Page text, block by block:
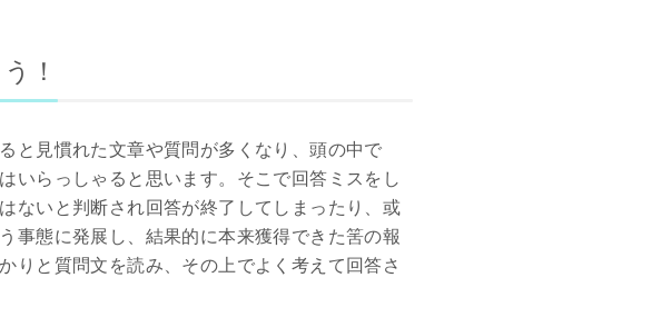
！
と見慣れた文章や質問が多くなり、頭の中で
いらっしゃると思います。そこで回答ミスをし
ないと判断され回答が終了してしまったり、或
事態に発展し、結果的に本来獲得できた筈の報
りと質問文を読み、その上でよく考えて回答さ